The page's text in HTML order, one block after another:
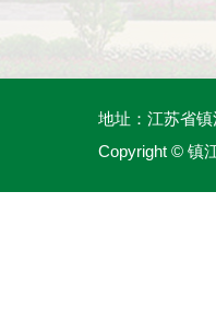
地址：江苏省
Copyright © 镇